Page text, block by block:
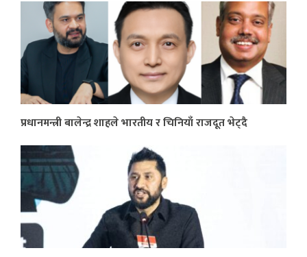
प्रधानमन्त्री बालेन्द्र शाहले भारतीय र चिनियाँ राजदूत भेट्दै